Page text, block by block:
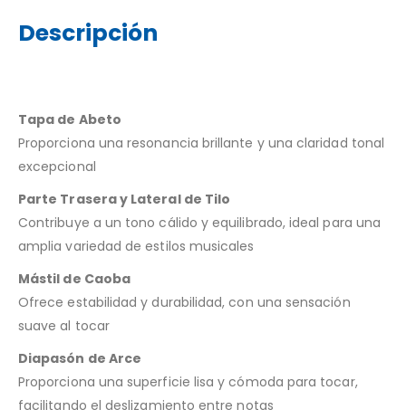
Descripción
Tapa de Abeto
Proporciona una resonancia brillante y una claridad tonal
excepcional
Parte Trasera y Lateral de Tilo
Contribuye a un tono cálido y equilibrado, ideal para una
amplia variedad de estilos musicales
Mástil de Caoba
Ofrece estabilidad y durabilidad, con una sensación
suave al tocar
Diapasón de Arce
Proporciona una superficie lisa y cómoda para tocar,
facilitando el deslizamiento entre notas